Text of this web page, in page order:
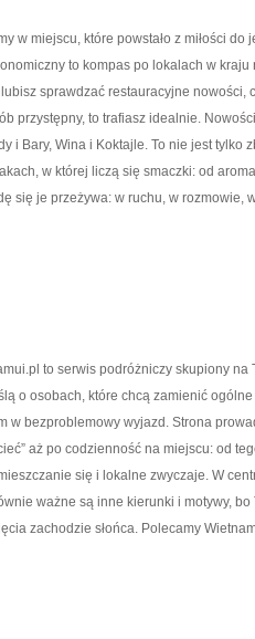
w miejscu, które powstało z miłości
to kompas po lokalach w kraju
sprawdzać restauracyjne nowości,
przystępny, to trafiasz idealnie.
i Bary, Wina i Koktajle. To nie jest tylko
w której liczą się smaczki: od
się je przeżywa: w ruchu, w rozmowie,
to serwis podróżniczy skupiony na
o osobach, które chcą zamienić
w bezproblemowy wyjazd. Strona
aż po codzienność na miejscu: od
się i lokalne zwyczaje. W
ważne są inne kierunki i motywy,
zachodzie słońca. Polecamy